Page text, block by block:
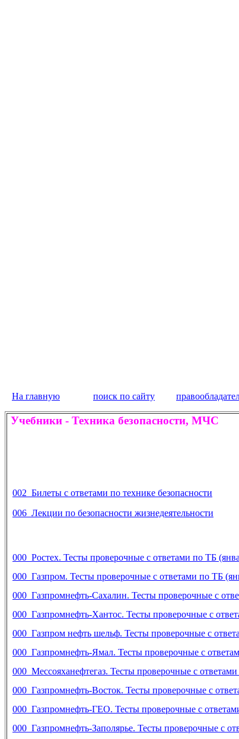
На главную поиск по сайту
Учебники - Техника безопасности, МЧС
002 Билеты с ответами по технике безопасности
006 Лекции по безопасности жизнедеятельности
000 Ростех. Тесты проверочные с ответами по ТБ
000 Газпром. Тесты проверочные с ответами по ТБ
000 Газпромнефть-Сахалин. Тесты проверочные с
000 Газпромнефть-Хантос. Тесты проверочные с
000 Газпром нефть шельф. Тесты проверочные с
000 Газпромнефть-Ямал. Тесты проверочные с
000 Мессояханефтегаз. Тесты проверочные с
000 Газпромнефть-Восток. Тесты проверочные с
000 Газпромнефть-ГЕО. Тесты проверочные с
000 Газпромнефть-Заполярье. Тесты проверочные с